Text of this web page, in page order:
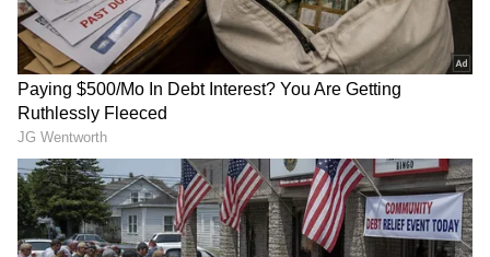
ವ್ಯವಹಾರ ವಿಷಯಗಳಲ್ಲಿ ಕೆಲವು ಕಠಿಣ ನಿರ್ಧಾರಗಳನ್ನು
ತೆಗೆದುಕೊಳ್ಳಿ. ಇದು ನಿಮ್ಮ ವ್ಯವಹಾರವನ್ನು ಉತ್ತಮವಾಗಿ
ಮತ್ತು ಸುಗಮವಾಗಿ ನಡೆಸಲು ಸಹಾಯ ಮಾಡುತ್ತದೆ. ಅಲ್ಲದೆ,
ಅದೃಷ್ಟವು ನಿಮ್ಮೊಂದಿಗೆ ಇರುತ್ತದೆ.